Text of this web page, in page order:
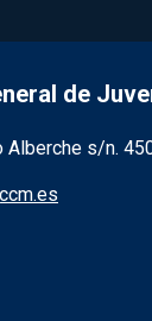
de
de la
Alberche s/n.